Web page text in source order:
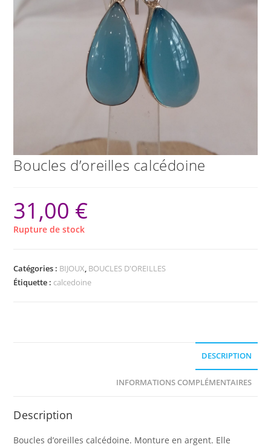
Boucles d’oreilles calcédoine
31,00 €
Rupture de stock
Catégories : BIJOUX, BOUCLES D'OREILLES
Étiquette : calcedoine
DESCRIPTION
INFORMATIONS COMPLÉMENTAIRES
Description
Boucles d’oreilles calcédoine. Monture en argent. Elle